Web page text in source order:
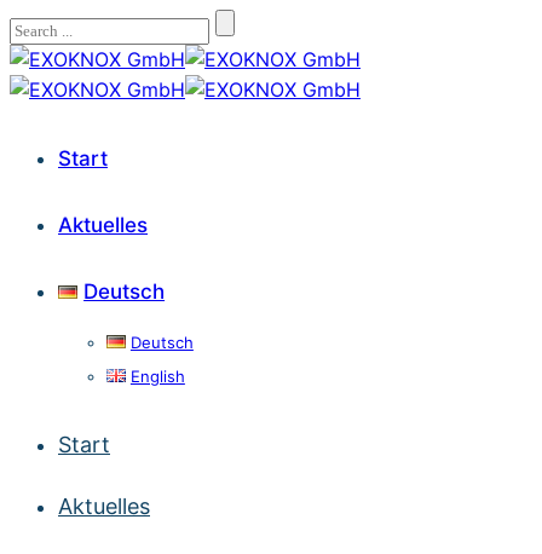
Start
Aktuelles
Deutsch
Deutsch
English
Start
Aktuelles